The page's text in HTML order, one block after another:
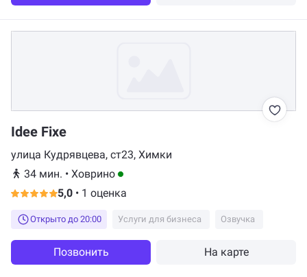
Idee Fixe
улица Кудрявцева, ст23, Химки
34 мин. • Ховрино
5,0 • 1 оценка
Открыто до 20:00 Услуги для бизнеса Озвучка
Позвонить На карте